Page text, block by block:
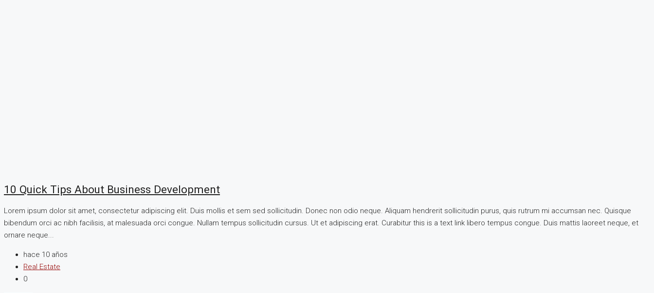
10 Quick Tips About Business Development
Lorem ipsum dolor sit amet, consectetur adipiscing elit. Duis mollis et sem sed sollicitudin. Donec non odio neque. Aliquam hendrerit sollicitudin purus, quis rutrum mi accumsan nec. Quisque
bibendum orci ac nibh facilisis, at malesuada orci congue. Nullam tempus sollicitudin cursus. Ut et adipiscing erat. Curabitur this is a text link libero tempus congue. Duis mattis laoreet neque, et
ornare neque...
hace 10 años
Real Estate
0